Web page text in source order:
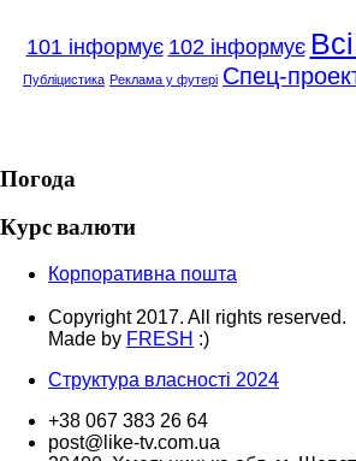
101 інформує 102 інформує
Публіцистика Реклама у футері Спец-
Погода
Курс валюти
Корпоративна пошта
Copyright 2017. All rights reserved.
Made by FRESH :)
Структура власності 2024
+38 067 383 26 64
post@like-tv.com.ua